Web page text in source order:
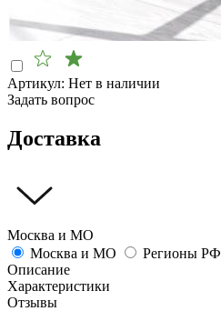
Артикул: Нет в наличии
Задать вопрос
Доставка
Москва и МО
Москва и МО
Регионы РФ
Описание
Характеристики
Отзывы